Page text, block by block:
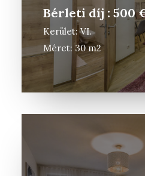
3D
Bérleti díj : 500
Kerület: VI.
Méret: 30 m2